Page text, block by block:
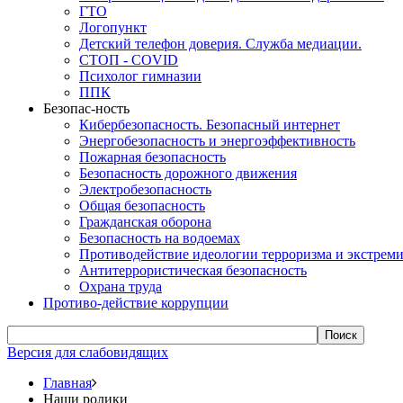
ГТО
Логопункт
Детский телефон доверия. Служба медиации.
СТОП - COVID
Психолог гимназии
ППК
Безопас-ность
Кибербезопасность. Безопасный интернет
Энергобезопасность и энергоэффективность
Пожарная безопасность
Безопасность дорожного движения
Электробезопасность
Общая безопасность
Гражданская оборона
Безопасность на водоемах
Противодействие идеологии терроризма и
Антитеррористическая безопасность
Охрана труда
Противо-действие коррупции
Поиск
Версия для слабовидящих
Главная
Наши ролики